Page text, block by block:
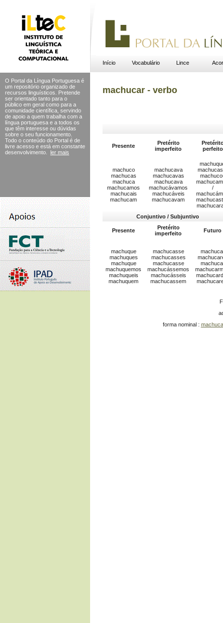
Início Vocabulário Lince
O Portal da Língua Portuguesa é
um repositório organizado de
recursos linguísticos. Pretende
ser orientado tanto para o
público em geral como para a
comunidade científica, servindo
de apoio a quem trabalha com a
língua portuguesa e a todos os
que têm interesse ou dúvidas
sobre o seu funcionamento.
Todo o conteúdo do Portal é de
livre acesso e está em constante
desenvolvimento.
ler mais
machucar - verbo
Presente
Pretérito
imperfeito
perfeito
machuco
machucas
machuca
machucamos
machucais
machucam
machucava
machucavas
machucava
machucávamos
machucáveis
machucavam
/
Conjuntivo / Subjuntivo
Presente
Pretérito
imperfeito
Futuro
machuque
machuques
machuque
machuquemos
machuqueis
machuquem
machucasse
machucasses
machucasse
machucássemos
machucásseis
machucassem
forma nominal :